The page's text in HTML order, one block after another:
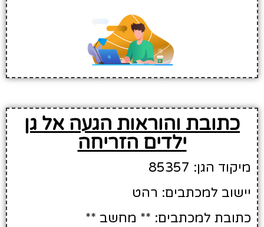
כתובת והוראות הגעה אל גן
ילדים הזריחה
מיקוד הגן: 85357
יישוב למכתבים: רהט
כתובת למכתבים: ** מחשב **